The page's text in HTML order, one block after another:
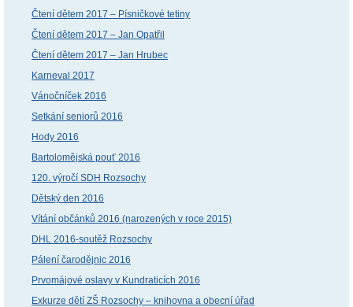
Čtení dětem 2017 – Písničkové tetiny
Čtení dětem 2017 – Jan Opatřil
Čtení dětem 2017 – Jan Hrubec
Karneval 2017
Vánočníček 2016
Setkání seniorů 2016
Hody 2016
Bartolomějská pouť 2016
120. výročí SDH Rozsochy
Dětský den 2016
Vítání občánků 2016 (narozených v roce 2015)
DHL 2016-soutěž Rozsochy
Pálení čarodějnic 2016
Prvomájové oslavy v Kundraticích 2016
Exkurze dětí ZŠ Rozsochy – knihovna a obecní úřad